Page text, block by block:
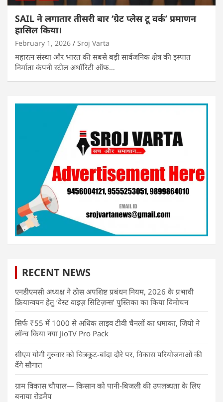
SAIL ने लगातार तीसरी बार ‘ग्रेट प्लेस टू वर्क’ प्रमाणन
हासिल किया।
February 1, 2026 Sroj Varta
महारत्न संस्था और भारत की सबसे बड़ी सार्वजनिक क्षेत्र की इस्पात
निर्माता कंपनी स्टील अथॉरिटी ऑफ…
RECENT NEWS
एनडीएमसी अध्यक्ष ने ठोस अपशिष्ट प्रबंधन नियम, 2026 के प्रभावी
क्रियान्वयन हेतु ‘वेस्ट वाइज़ सिटिज़न्स’ पुस्तिका का किया विमोचन
सिर्फ ₹55 में 1000 से अधिक लाइव टीवी चैनलों का धमाका, जियो ने
लॉन्च किया नया JioTV Pro Pack
सीएम योगी गुरुवार को चित्रकूट-बांदा दौरे पर, विकास परियोजनाओं की
देंगे सौगात
ग्राम विकास चौपाल— किसान को पानी-बिजली की उपलब्धता के लिए
बनाया रोडमैप